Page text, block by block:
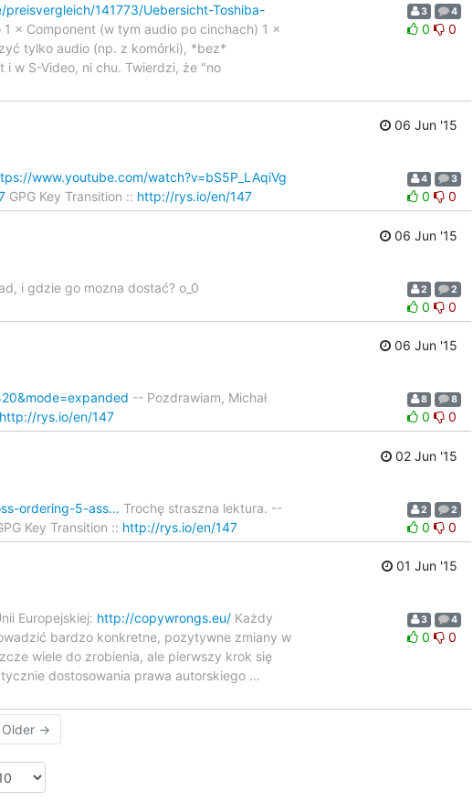
141773/Uebersicht-Toshiba-
× Component (w tym audio po cinchach) 1 ×
tylko audio (np. z komórki), *bez*
i w S-Video, ni chu. Twierdzi, że "no
3 4
0 0
06 Jun '15
www.youtube.com/watch?v=bS5P_LAqiVg
GPG Key Transition :: http://rys.io/en/147
4 3
0 0
06 Jun '15
i gdzie go mozna dostać? o_0 2 2
0 0
06 Jun '15
-- Pozdrawiam, Michał
http://rys.io/en/147
8 8
0 0
02 Jun '15
ordering-5-ass… Trochę straszna lektura. --
Key Transition :: http://rys.io/en/147
2 2
0 0
01 Jun '15
Europejskiej: http://copywrongs.eu/ Każdy
bardzo konkretne, pozytywne zmiany w
wiele do zrobienia, ale pierwszy krok się
dostosowania prawa autorskiego …
3 4
0 0
Older →